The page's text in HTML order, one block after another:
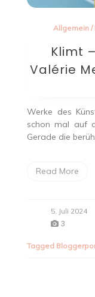
Allgemein/
Klimt
Valérie
Werke des
schon mal auf
Gerade die
Read More
5. Juli 2024
3
Tagged